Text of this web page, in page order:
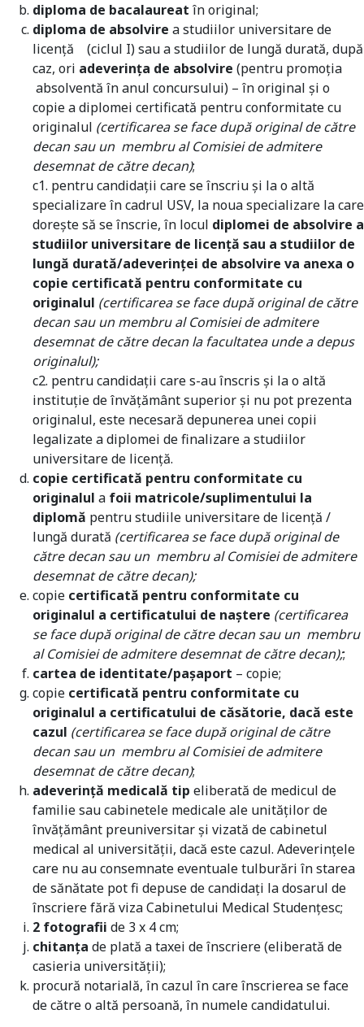
diploma de bacalaureat în original;
diploma de absolvire a studiilor universitare de
licenţă (ciclul I) sau a studiilor de lungă durată, după
caz, ori adeverinţa de absolvire (pentru promoţia
absolventă în anul concursului) – în original şi o
copie a diplomei certificată pentru conformitate cu
originalul (certificarea se face după original de către
decan sau un membru al Comisiei de admitere
desemnat de către decan);
c1. pentru candidaţii care se înscriu şi la o altă
specializare în cadrul USV, la noua specializare la care
dorește să se înscrie, în locul diplomei de absolvire a
studiilor universitare de licență sau a studiilor de
lungă durată/adeverinței de absolvire va anexa o
copie certificată pentru conformitate cu
originalul (certificarea se face după original de către
decan sau un membru al Comisiei de admitere
desemnat de către decan la facultatea unde a depus
originalul);
c2. pentru candidații care s-au înscris și la o altă
instituție de învățământ superior și nu pot prezenta
originalul, este necesară depunerea unei copii
legalizate a diplomei de finalizare a studiilor
universitare de licență.
copie certificată pentru conformitate cu
originalul a foii matricole/suplimentului la
diplomă pentru studiile universitare de licenţă /
lungă durată (certificarea se face după original de
către decan sau un membru al Comisiei de admitere
desemnat de către decan);
copie certificată pentru conformitate cu
originalul a certificatului de naştere (certificarea
se face după original de către decan sau un membru
al Comisiei de admitere desemnat de către decan);;
cartea de identitate/pașaport – copie;
copie certificată pentru conformitate cu
originalul a certificatului de căsătorie, dacă este
cazul (certificarea se face după original de către
decan sau un membru al Comisiei de admitere
desemnat de către decan);
adeverinţă medicală tip eliberată de medicul de
familie sau cabinetele medicale ale unităţilor de
învăţământ preuniversitar şi vizată de cabinetul
medical al universităţii, dacă este cazul. Adeverinţele
care nu au consemnate eventuale tulburări în starea
de sănătate pot fi depuse de candidaţi la dosarul de
înscriere fără viza Cabinetului Medical Studenţesc;
2 fotografii de 3 x 4 cm;
chitanţa de plată a taxei de înscriere (eliberată de
casieria universităţii);
procură notarială, în cazul în care înscrierea se face
de către o altă persoană, în numele candidatului.